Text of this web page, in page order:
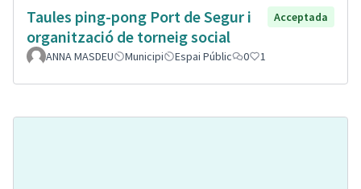
Taules ping-pong Port de Segur i
organització de torneig social
Acceptada
ANNA MASDEU Municipi Espai Públic 0 1